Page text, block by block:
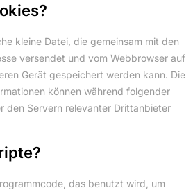
kleine Datei, die gemeinsam mit den
versendet und vom Webbrowser auf
Gerät gespeichert werden kann. Die
können während folgender
den Servern relevanter Drittanbieter
das benutzt wird, um